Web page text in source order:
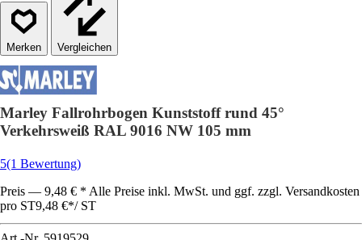
Vergleichen
Marley Fallrohrbogen Kunststoff rund 45°
Verkehrsweiß RAL 9016 NW 105 mm
5(1 Bewertung)
Preis — 9,48 € * Alle Preise inkl. MwSt. und ggf. zzgl. Versandkosten
pro ST9,48 €*/ ST